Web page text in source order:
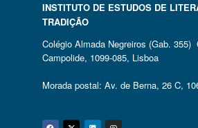
INSTITUTO DE ESTUDOS DE
TRADIÇÃO
Colégio Almada Negreiros (Gab. 355)
Campolide, 1099-085, Lisboa
Morada postal: Av. de Berna, 26 C,